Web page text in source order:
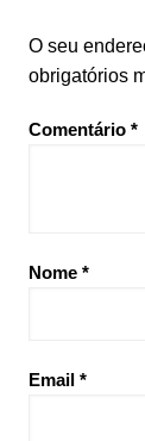
O seu
obrigatórios
Comentário *
Nome *
Email *